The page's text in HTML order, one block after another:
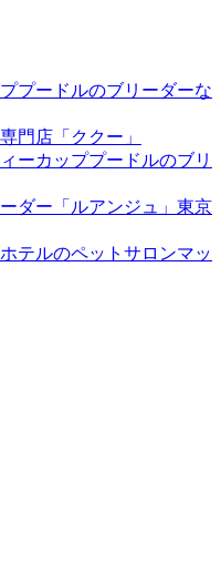
プードルのブリーダーな
門店「ククー」
ーカッププードルのブリ
ダー「ルアンジュ」東京
テルのペットサロンマッ